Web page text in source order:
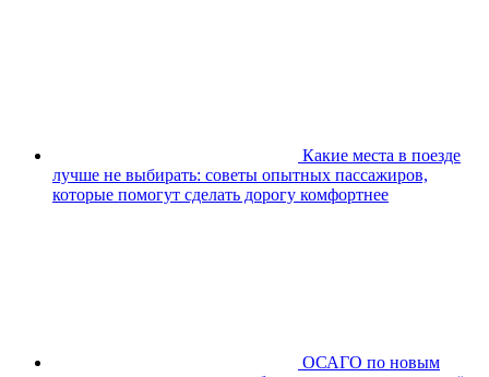
Какие места в поезде
лучше не выбирать: советы опытных пассажиров,
которые помогут сделать дорогу комфортнее
ОСАГО по новым